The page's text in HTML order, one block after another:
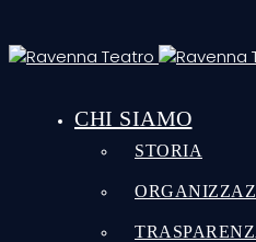
CHI SIAMO
STORIA